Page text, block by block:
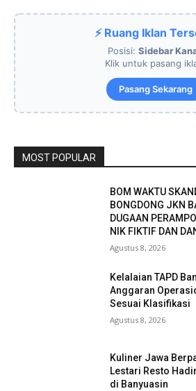
⚡ Ruang Iklan
Posisi: Sidebar
Klik untuk pasang
Pasang Sekarang
MOST POPULAR
BOM WAKTU
BONGDONG JKN
DUGAAN
NIK FIKTIF DAN
Agustus 8, 2026
Kelalaian TAPD
Anggaran
Sesuai Klasifikasi
Agustus 8, 2026
Kuliner Jawa
Lestari Resto
di Banyuasin